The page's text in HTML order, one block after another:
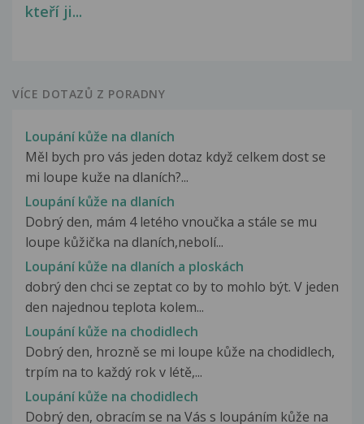
kteří ji...
VÍCE DOTAZŮ Z PORADNY
Loupání kůže na dlaních
Měl bych pro vás jeden dotaz když celkem dost se
mi loupe kuže na dlaních?...
Loupání kůže na dlaních
Dobrý den, mám 4 letého vnoučka a stále se mu
loupe kůžička na dlaních,nebolí...
Loupání kůže na dlaních a ploskách
dobrý den chci se zeptat co by to mohlo být. V jeden
den najednou teplota kolem...
Loupání kůže na chodidlech
Dobrý den, hrozně se mi loupe kůže na chodidlech,
trpím na to každý rok v létě,...
Loupání kůže na chodidlech
Dobrý den, obracím se na Vás s loupáním kůže na